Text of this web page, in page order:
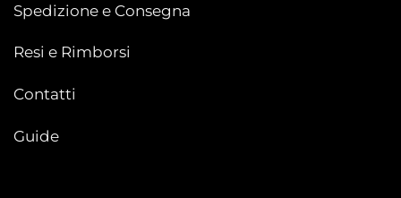
Spedizione e Consegna
Resi e Rimborsi
Contatti
Guide